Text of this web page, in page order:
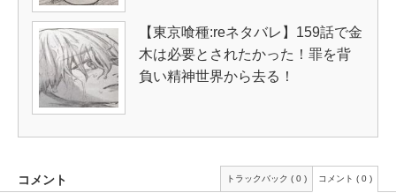
【東京喰種:reネタバレ】159話で金
木は必要とされたかった！罪を背
負い精神世界から去る！
コメント トラックバック ( 0 ) コメント ( 0 )